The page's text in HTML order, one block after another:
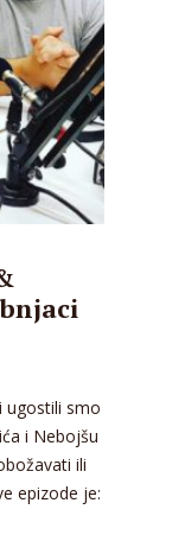
ugostili smo
i Nebojšu
ili
epizode je: